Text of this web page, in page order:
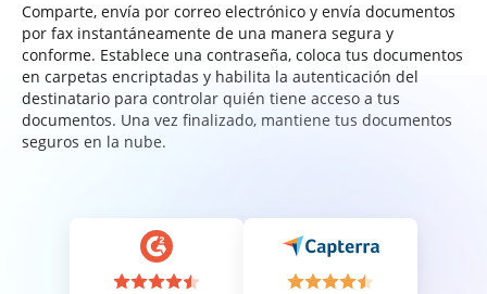
Comparte, envía por correo electrónico y envía documentos
por fax instantáneamente de una manera segura y
conforme. Establece una contraseña, coloca tus documentos
en carpetas encriptadas y habilita la autenticación del
destinatario para controlar quién tiene acceso a tus
documentos. Una vez finalizado, mantiene tus documentos
seguros en la nube.